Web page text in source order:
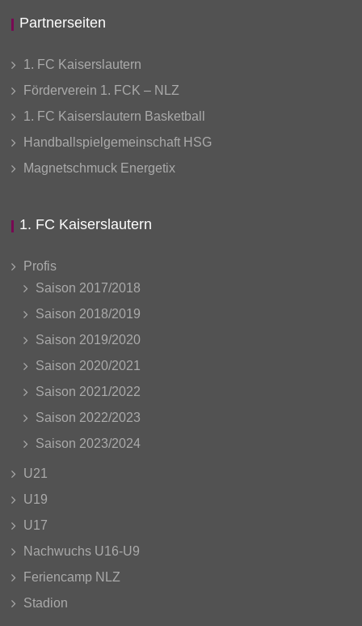
Partnerseiten
1. FC Kaiserslautern
Förderverein 1. FCK – NLZ
1. FC Kaiserslautern Basketball
Handballspielgemeinschaft HSG
Magnetschmuck Energetix
1. FC Kaiserslautern
Profis
Saison 2017/2018
Saison 2018/2019
Saison 2019/2020
Saison 2020/2021
Saison 2021/2022
Saison 2022/2023
Saison 2023/2024
U21
U19
U17
Nachwuchs U16-U9
Feriencamp NLZ
Stadion